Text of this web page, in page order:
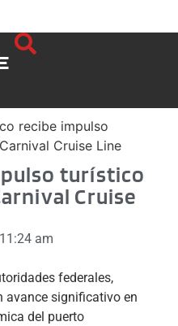
recibe impulso
Cruise Line
turístico
Cruise
11:24 am
federales,
avance significativo en
del puerto